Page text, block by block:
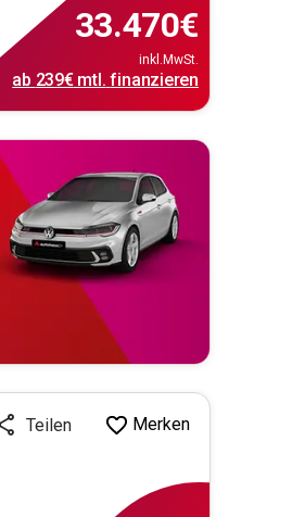
33.470€
inkl.MwSt.
ab 239€mtl. finanzieren
Teilen Merken